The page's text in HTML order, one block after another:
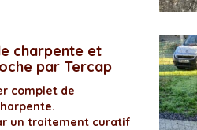
charpente et
par Tercap
complet de
un traitement curatif